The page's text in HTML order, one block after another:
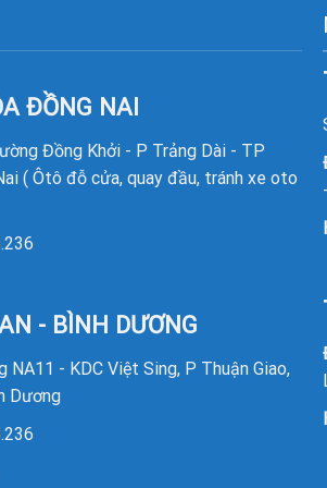
ĐỒNG NAI
Đồng Khởi - P Trảng Dài - TP
( Ôtô đỗ cửa, quay đầu, tránh xe oto
- BÌNH DƯƠNG
NA11 - KDC Việt Sing, P Thuận Giao,
Dương